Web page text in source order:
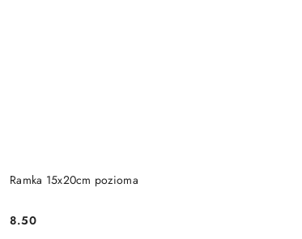
Ramka 15x20cm pozioma
Cena:
8.50